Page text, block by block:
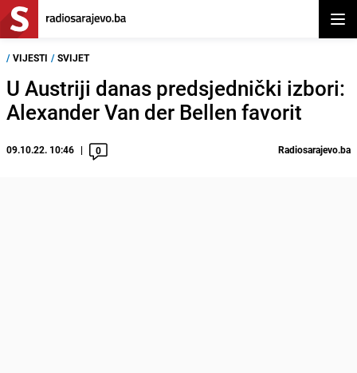
/ VIJESTI / SVIJET
U Austriji danas predsjednički izbori:
Alexander Van der Bellen favorit
09.10.22. 10:46 0 Radiosarajevo.ba